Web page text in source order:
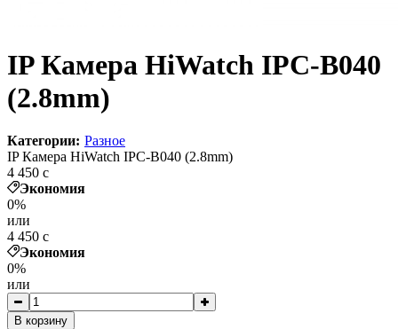
IP Камера HiWatch IPC-B040
(2.8mm)
Категории: Разное
IP Камера HiWatch IPC-B040 (2.8mm)
4 450 c
Экономия
0%
или
4 450 c
Экономия
0%
или
В корзину